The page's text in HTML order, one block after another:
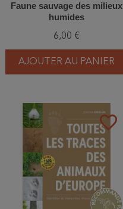
Faune sauvage des milieux
humides
6,00 €
AJOUTER AU PANIER
favorite_border